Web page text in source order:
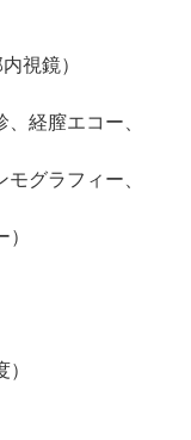
視鏡）
経膣エコー、
グラフィー、